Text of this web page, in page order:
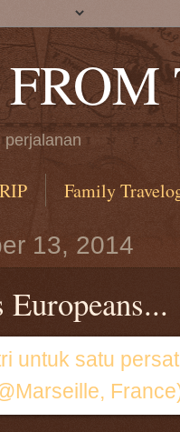
perjalanan
Family
13, 2014